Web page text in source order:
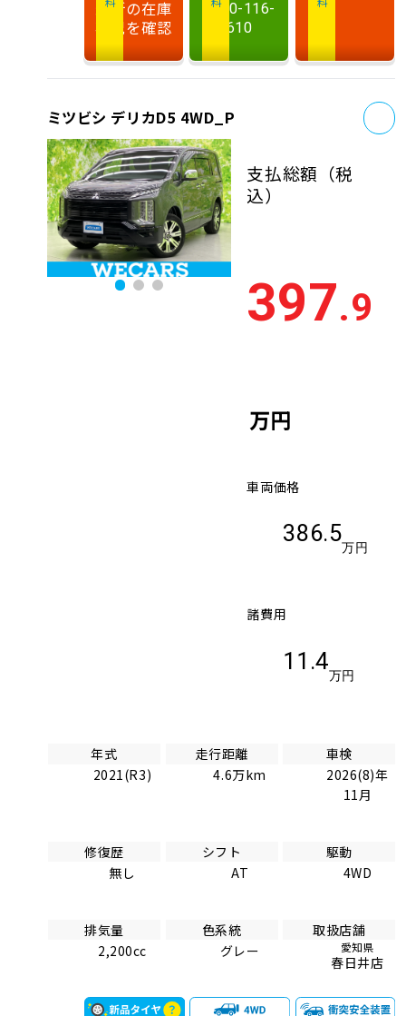
最新の在庫
状況を確認
0120-116-
610
ミツビシ デリカD5 4WD_P
支払総額 （税
込）
397.9
万円
車両価格
386.5
万円
諸費用
11.4
万円
年式
2021(R3)
走行距離
4.6万km
車検
2026(8)年
11月
修復歴
無し
シフト
AT
駆動
4WD
排気量
2,200cc
色系統
グレー
取扱店舗
愛知県
春日井店